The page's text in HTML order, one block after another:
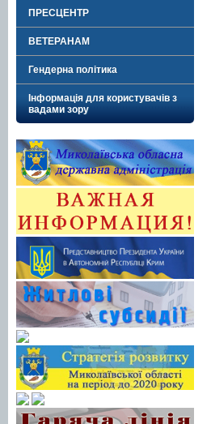
ПРЕСЦЕНТР
ВЕТЕРАНАМ
Гендерна політика
Інформація для користувачів з
вадами зору